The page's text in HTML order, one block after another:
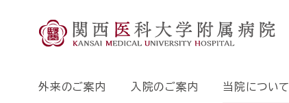
外来のご案内 入院のご案内 当院について